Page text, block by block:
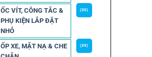
ỐC VÍT, CÔNG TẮC &
PHỤ KIỆN LẮP ĐẶT
NHỎ
(30)
ỐP XE, MẶT NẠ & CHE
(39)